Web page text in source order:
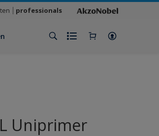
professionals
Uniprimer